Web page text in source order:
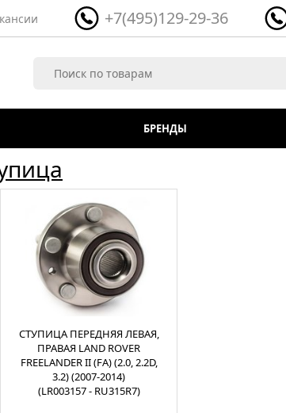
+7(495)129-29-36
БРЕНДЫ
СТУПИЦА ПЕРЕДНЯЯ ЛЕВАЯ,
ПРАВАЯ LAND ROVER
FREELANDER II (FA) (2.0, 2.2D,
3.2) (2007-2014)
(LR003157 - RU315R7)